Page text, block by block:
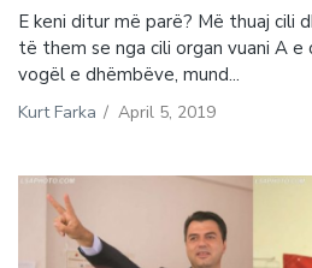
E keni ditur më parë? Më thuaj cili
të them se nga cili organ vuani A e
vogël e dhëmbëve, mund...
Kurt Farka / April 5, 2019